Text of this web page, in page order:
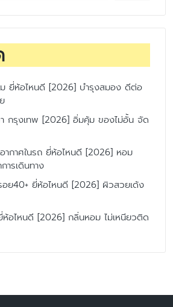
ยี่ห้อไหนดี [2026] บำรุงสมอง ดีต่อ
า กรุงเทพ [2026] อิ่มคุ้ม ของไม่อั้น จัด
ากาศในรถ ยี่ห้อไหนดี [2026] หอม
รเดินทาง
อย40+ ยี่ห้อไหนดี [2026] ผิวสวยเด้ง
อไหนดี [2026] กลิ่นหอม ไม่เหนียวติด